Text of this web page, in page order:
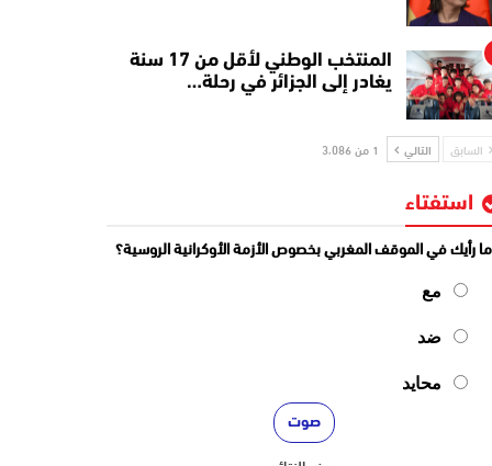
المنتخب الوطني لأقل من 17 سنة
يغادر إلى الجزائر في رحلة…
السابق التالي 1 من 3٬086
استفتاء
ما رأيك في الموقف المغربي بخصوص الأزمة الأوكرانية الروسية؟
مع
ضد
محايد